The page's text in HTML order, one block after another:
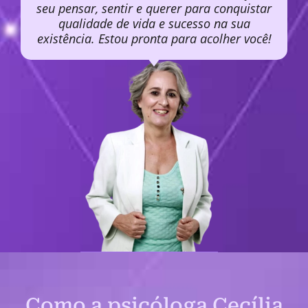
seu pensar, sentir e querer para conquistar
qualidade de vida e sucesso na sua
existência. Estou pronta para acolher você!